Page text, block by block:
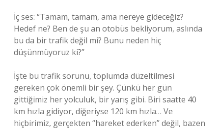
İç ses: “Tamam, tamam, ama nereye gideceğiz?
Hedef ne? Ben de şu an otobüs bekliyorum, aslında
bu da bir trafik değil mi? Bunu neden hiç
düşünmüyoruz ki?”
İşte bu trafik sorunu, toplumda düzeltilmesi
gereken çok önemli bir şey. Çünkü her gün
gittiğimiz her yolculuk, bir yarış gibi. Biri saatte 40
km hızla gidiyor, diğeriyse 120 km hızla… Ve
hiçbirimiz, gerçekten “hareket ederken” değil, bazen